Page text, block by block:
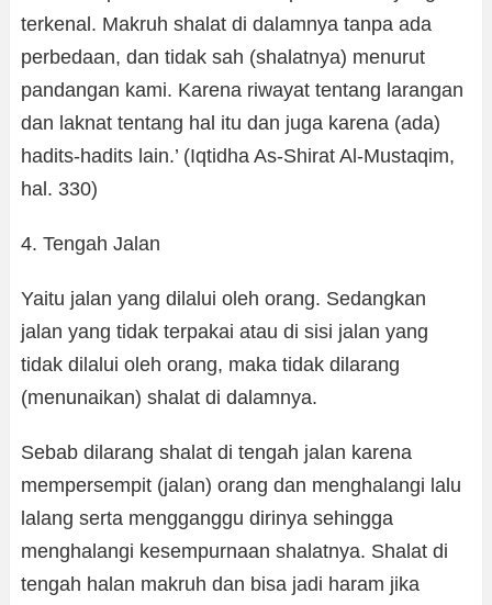
terkenal. Makruh shalat di dalamnya tanpa ada
perbedaan, dan tidak sah (shalatnya) menurut
pandangan kami. Karena riwayat tentang larangan
dan laknat tentang hal itu dan juga karena (ada)
hadits-hadits lain.’ (Iqtidha As-Shirat Al-Mustaqim,
hal. 330)
4. Tengah Jalan
Yaitu jalan yang dilalui oleh orang. Sedangkan
jalan yang tidak terpakai atau di sisi jalan yang
tidak dilalui oleh orang, maka tidak dilarang
(menunaikan) shalat di dalamnya.
Sebab dilarang shalat di tengah jalan karena
mempersempit (jalan) orang dan menghalangi lalu
lalang serta mengganggu dirinya sehingga
menghalangi kesempurnaan shalatnya. Shalat di
tengah halan makruh dan bisa jadi haram jika